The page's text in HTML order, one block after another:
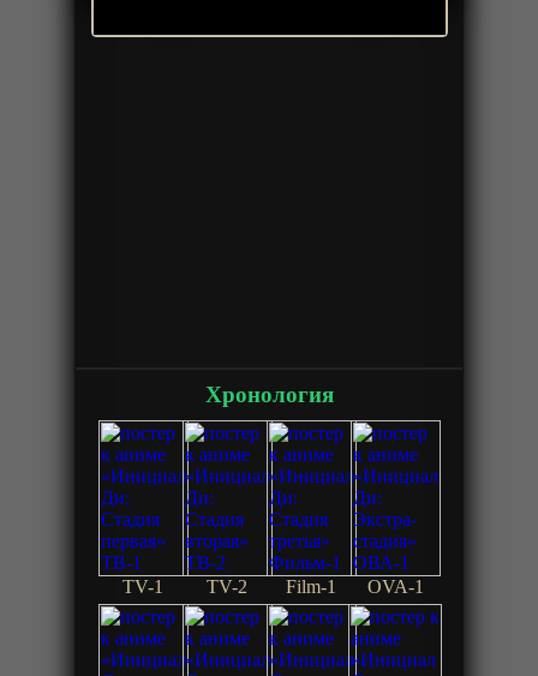
Хронология
TV-1 TV-2 Film-1 OVA-1